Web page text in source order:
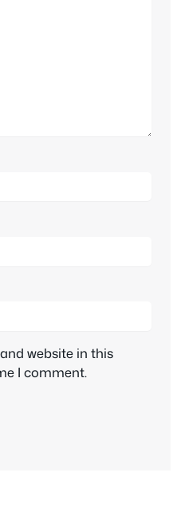
website in this
I comment.